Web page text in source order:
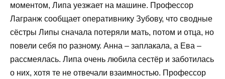
моментом, Липа уезжает на машине. Профессор
Лагранж сообщает оперативнику Зубову, что сводные
сёстры Липы сначала потеряли мать, потом и отца, но
повели себя по разному. Анна – заплакала, а Ева –
рассмеялась. Липа очень любила сестёр и заботилась
о них, хотя те не отвечали взаимностью. Профессор